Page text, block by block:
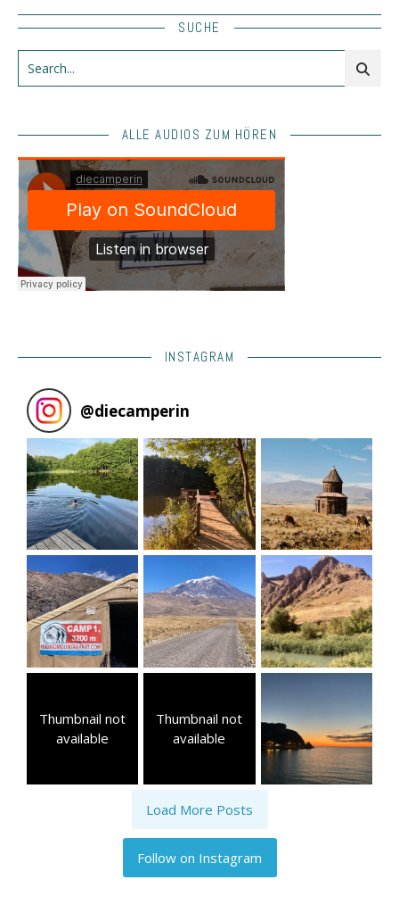
SUCHE
ALLE AUDIOS ZUM HÖREN
INSTAGRAM
@diecamperin
Thumbnail not
available
Thumbnail not
available
Load More Posts
Follow on Instagram